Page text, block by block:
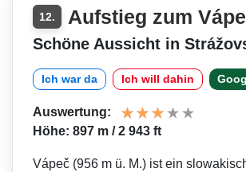
12. Aufstieg zum
Schöne Aussicht in
Ich war da Ich will dahin
Auswertung:
Höhe: 897 m / 2 943 ft
Vápeč (956 m ü. M.) ist ein